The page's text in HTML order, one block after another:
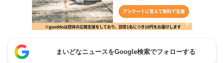
まいどなニュースをGoogle検索でフォローする